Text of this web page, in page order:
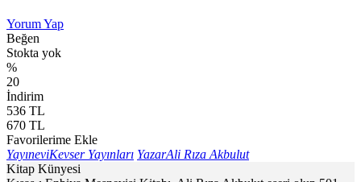
Yorum Yap
Beğen
Stokta yok
%
20
İndirim
536 TL
670 TL
Favorilerime Ekle
YayıneviKevser Yayınları YazarAli Rıza Akbulut
Kitap Künyesi